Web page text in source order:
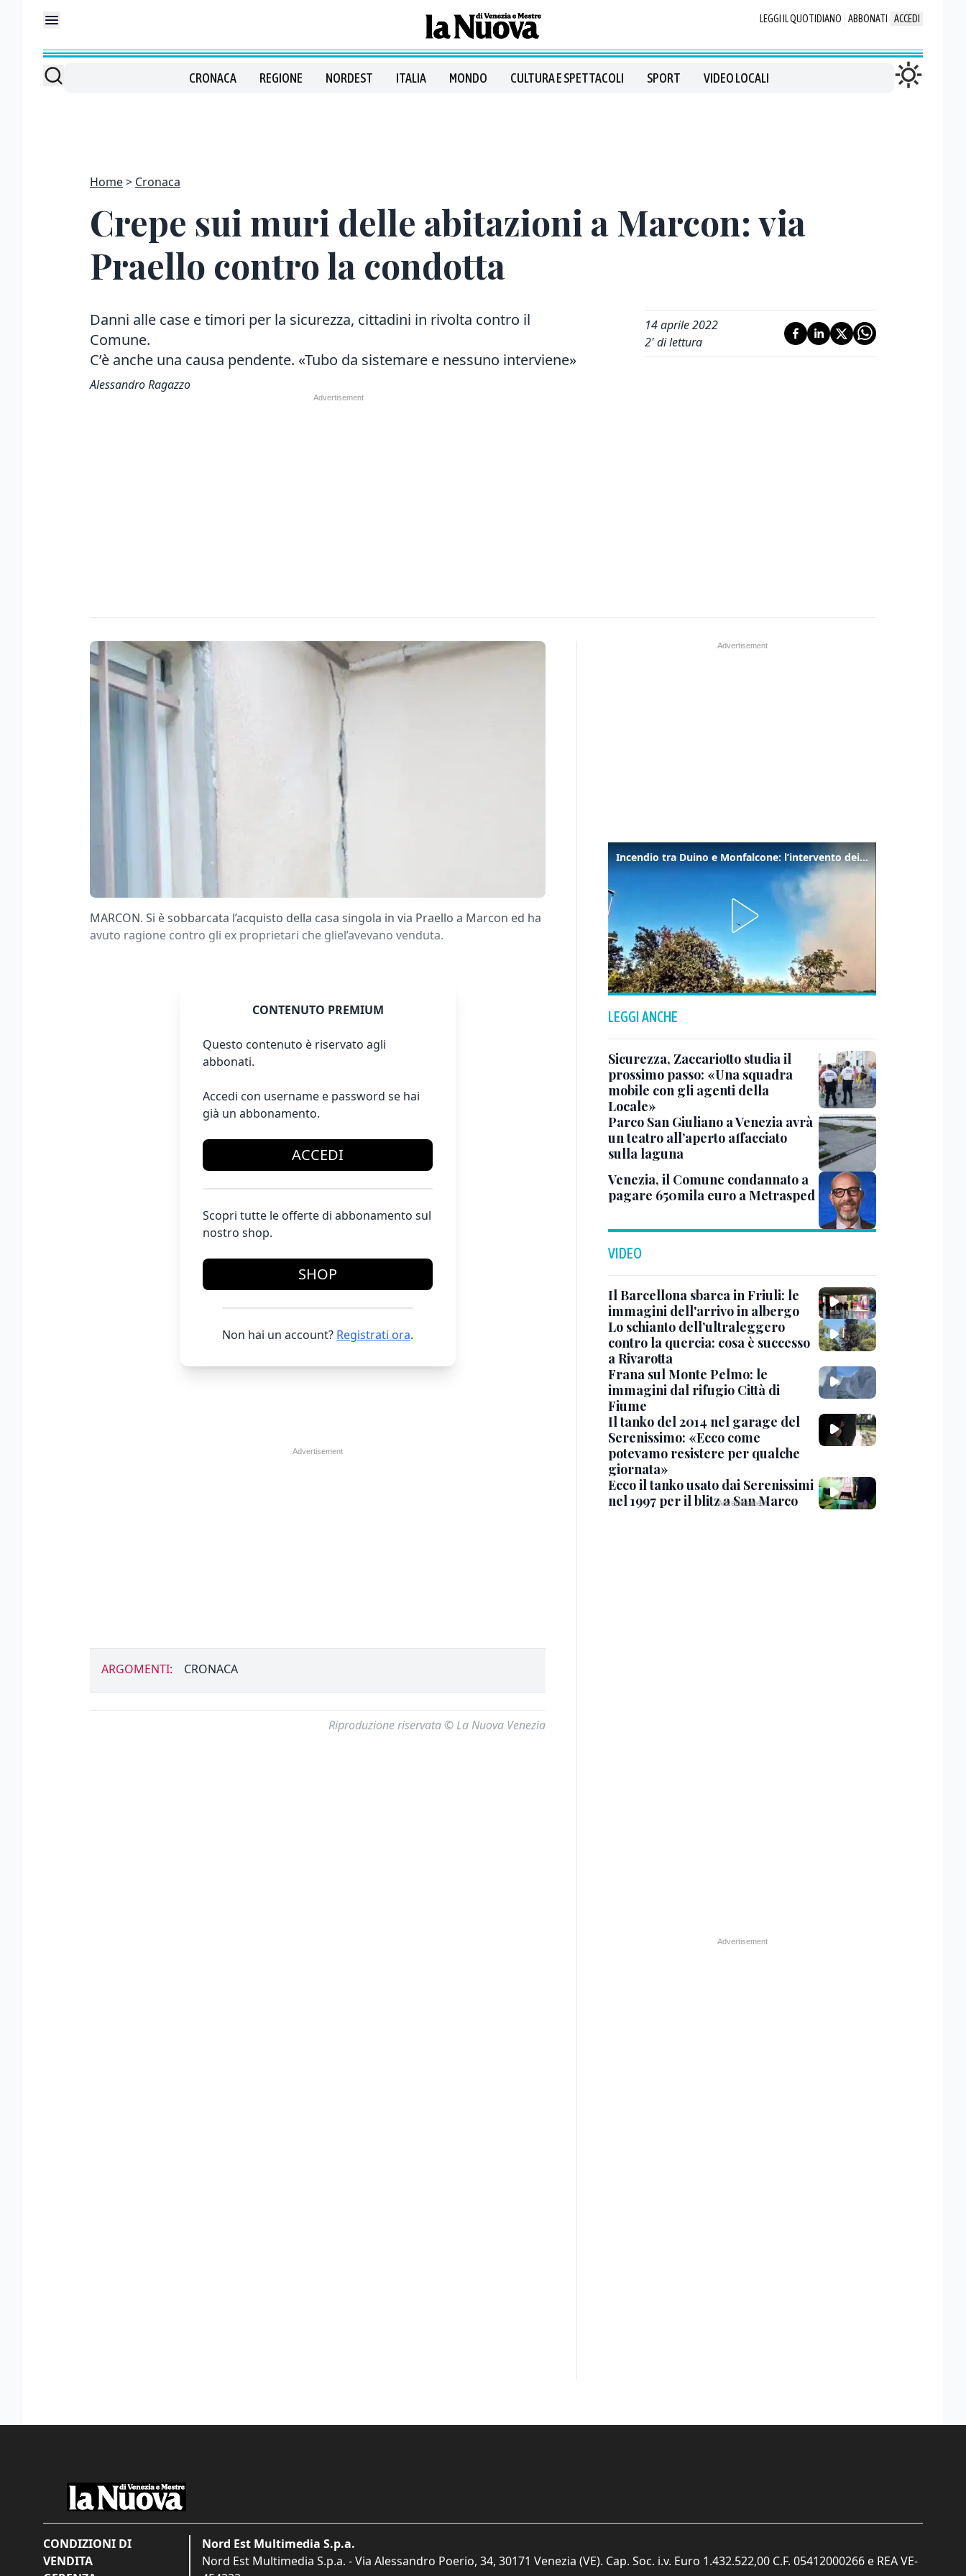
LEGGI IL QUOTIDIANO ABBONATI ACCEDI
CRONACA REGIONE NORDEST ITALIA MONDO CULTURA E SPETTACOLI SPORT VIDEO LOCALI
Home Cronaca
Crepe sui muri delle abitazioni a Marcon: via
Praello contro la condotta
Danni alle case e timori per la sicurezza, cittadini in rivolta contro il
Comune.
C’è anche una causa pendente. «Tubo da sistemare e nessuno interviene»
Alessandro Ragazzo
14 aprile 2022
2' di lettura
MARCON. Si è sobbarcata l’acquisto della casa singola in via Praello a Marcon ed ha
avuto ragione contro gli ex proprietari che gliel’avevano venduta.
CONTENUTO PREMIUM
Questo contenuto è riservato agli
abbonati.
Accedi con username e password se hai
già un abbonamento.
ACCEDI
Scopri tutte le offerte di abbonamento sul
nostro shop.
SHOP
Non hai un account? Registrati ora.
ARGOMENTI: CRONACA
Riproduzione riservata © La Nuova Venezia
Incendio tra Duino e Monfalcone: l’intervento dei vigili del fuoco
LEGGI ANCHE
Sicurezza, Zaccariotto studia il
prossimo passo: «Una squadra
mobile con gli agenti della
Locale»
Parco San Giuliano a Venezia avrà
un teatro all’aperto affacciato
sulla laguna
Venezia, il Comune condannato a
pagare 650mila euro a Metrasped
VIDEO
Il Barcellona sbarca in Friuli: le
immagini dell'arrivo in albergo
Lo schianto dell’ultraleggero
contro la quercia: cosa è successo
a Rivarotta
Frana sul Monte Pelmo: le
immagini dal rifugio Città di
Fiume
Il tanko del 2014 nel garage del
Serenissimo: «Ecco come
potevamo resistere per qualche
giornata»
Ecco il tanko usato dai Serenissimi
nel 1997 per il blitz a San Marco
CONDIZIONI DI
VENDITA
Nord Est Multimedia S.p.a.
Nord Est Multimedia S.p.a. - Via Alessandro Poerio, 34, 30171 Venezia (VE). Cap. Soc. i.v. Euro 1.432.522,00 C.F. 05412000266 e REA VE-